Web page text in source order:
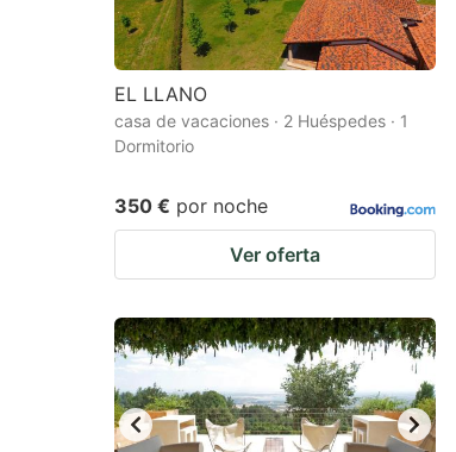
EL LLANO
casa de vacaciones · 2 Huéspedes · 1
Dormitorio
350 € por noche
Ver oferta